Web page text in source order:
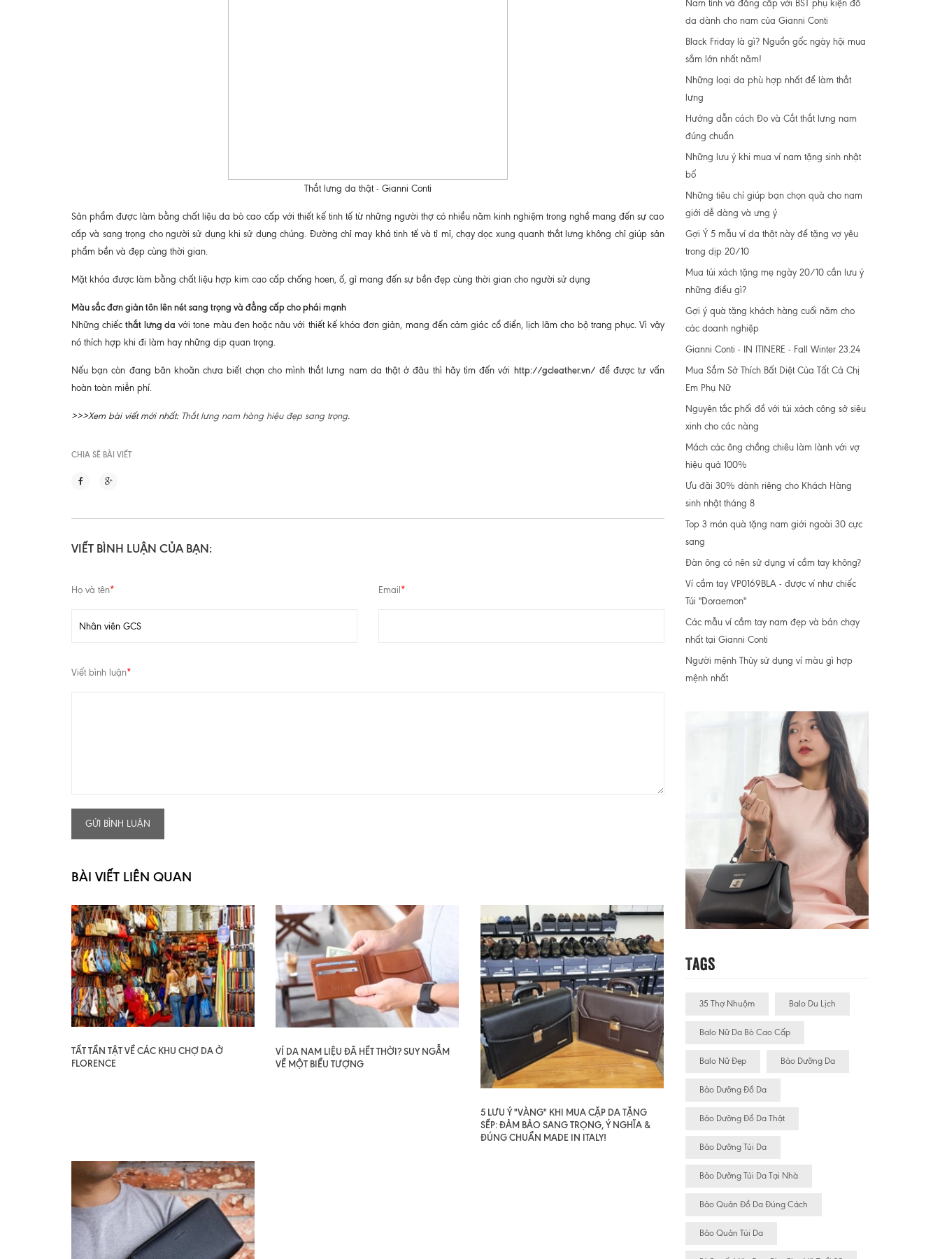
Thắt lưng da thật - Gianni Conti
Sản phẩm được làm bằng chất liệu da bò cao cấp với thiết kế tinh tế từ những người thợ có nhiều năm kinh nghiệm trong nghề mang đến sự cao
cấp và sang trọng cho người sử dụng khi sử dụng chúng. Đường chỉ may khá tinh tế và tỉ mỉ, chạy dọc xung quanh thắt lưng không chỉ giúp sản
phẩm bền và đẹp cùng thời gian.
Mặt khóa được làm bằng chất liệu hợp kim cao cấp chống hoen, ố, gỉ mang đến sự bền đẹp cùng thời gian cho người sử dụng
Màu sắc đơn giản tôn lên nét sang trọng và đẳng cấp cho phái mạnh
Những chiếcthắt lưng da với tone màu đen hoặc nâu với thiết kế khóa đơn giản, mang đến cảm giác cổ điển, lịch lãm cho bộ trang phục. Vì vậy
nó thích hợp khi đi làm hay những dịp quan trọng.
Nếu bạn còn đang băn khoăn chưa biết chọn cho mình thắt lưng nam da thật ở đâu thì hãy tìm đến với http://gcleather.vn/ để được tư vấn
hoàn toàn miễn phí.
>>>Xem bài viết mới nhất: Thắt lưng nam hàng hiệu đẹp sang trọng.
CHIA SẼ BÀI VIẾT
VIẾT BÌNH LUẬN CỦA BẠN:
Họ và tên* Email *
Viết bình luận*
GỬI BÌNH LUẬN
BÀI VIẾT LIÊN QUAN
TẤT TẦN TẬT VỀ CÁC KHU CHỢ DA Ở
FLORENCE
VÍ DA NAM LIỆU ĐÃ HẾT THỜI? SUY NGẪM
VỀ MỘT BIỂU TƯỢNG
5 LƯU Ý "VÀNG" KHI MUA CẶP DA TẶNG
SẾP: ĐẢM BẢO SANG TRỌNG, Ý NGHĨA &
ĐÚNG CHUẨN MADE IN ITALY!
Nam tính và đẳng cấp với BST phụ kiện đồ
da dành cho nam của Gianni Conti
Black Friday là gì? Nguồn gốc ngày hội mua
sắm lớn nhất năm!
Những loại da phù hợp nhất để làm thắt
lưng
Hướng dẫn cách Đo và Cắt thắt lưng nam
đúng chuẩn
Những lưu ý khi mua ví nam tặng sinh nhật
bố
Những tiêu chí giúp bạn chọn quà cho nam
giới dễ dàng và ưng ý
Gợi Ý 5 mẫu ví da thật này để tặng vợ yêu
trong dịp 20/10
Mua túi xách tặng mẹ ngày 20/10 cần lưu ý
những điều gì?
Gợi ý quà tặng khách hàng cuối năm cho
các doanh nghiệp
Gianni Conti - IN ITINERE - Fall Winter 23.24
Mua Sắm Sở Thích Bất Diệt Của Tất Cả Chị
Em Phụ Nữ
Nguyên tắc phối đồ với túi xách công sở siêu
xinh cho các nàng
Mách các ông chồng chiêu làm lành với vợ
hiệu quả 100%
Ưu đãi 30% dành riêng cho Khách Hàng
sinh nhật tháng 8
Top 3 món quà tặng nam giới ngoài 30 cực
sang
Đàn ông có nên sử dụng ví cầm tay không?
Ví cầm tay VP0169BLA - được ví như chiếc
Túi "Doraemon"
Các mẫu ví cầm tay nam đẹp và bán chạy
nhất tại Gianni Conti
Người mệnh Thủy sử dụng ví màu gì hợp
mệnh nhất
Tags
35 Thợ Nhuộm Balo Du Lịch
Balo Nữ Da Bò Cao Cấp
Balo Nữ Đẹp Bảo Dưỡng Da
Bảo Dưỡng Đồ Da
Bảo Dưỡng Đồ Da Thật
Bảo Dưỡng Túi Da
Bảo Dưỡng Túi Da Tại Nhà
Bảo Quản Đồ Da Đúng Cách
Bảo Quản Túi Da